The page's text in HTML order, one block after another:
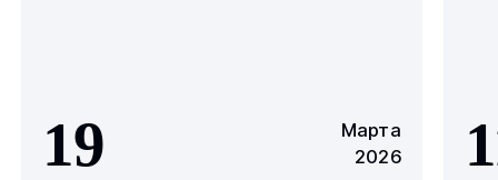
19
Марта
2026